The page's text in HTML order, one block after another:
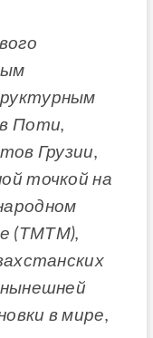
Поти,
Грузии,
точкой на
(ТМТМ),
в мире,